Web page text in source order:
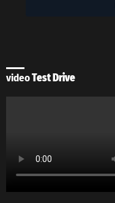
videoTest Drive